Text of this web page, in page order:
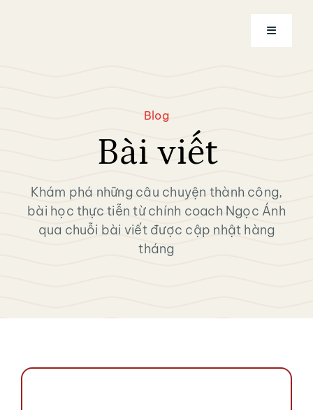
Toggle
Khóa học
Blog
Bài viết
Khám phá những câu chuyện thành công,
bài học thực tiễn từ chính coach Ngọc Ánh
qua chuỗi bài viết được cập nhật hàng
tháng